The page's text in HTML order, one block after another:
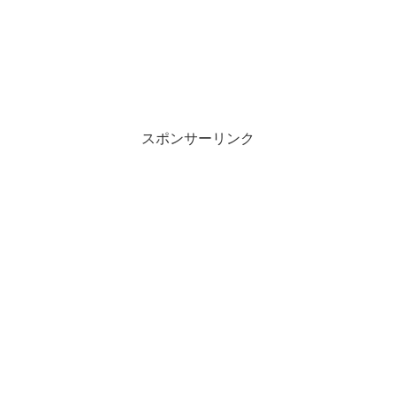
スポンサーリンク